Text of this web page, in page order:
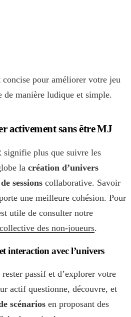
pour améliorer votre jeu
de manière ludique et simple.
activement sans être MJ
signifie plus que suivre les
la création d’univers
sessions collaborative. Savoir
une meilleure cohésion. Pour
utile de consulter notre
des non-joueurs.
interaction avec l’univers
passif et d’explorer votre
actif questionne, découvre, et
scénarios en proposant des